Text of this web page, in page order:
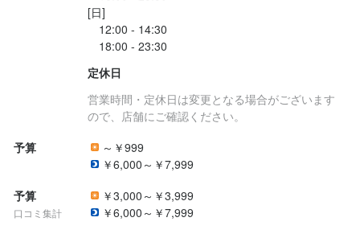
[日]
12:00 - 14:30
定休日
営業時間・定休日は変更となる場合がございます
ので、店舗にご確認ください。
予算
～￥999
￥6,000～￥7,999
予算
口コミ集計
￥3,000～￥3,999
￥6,000～￥7,999